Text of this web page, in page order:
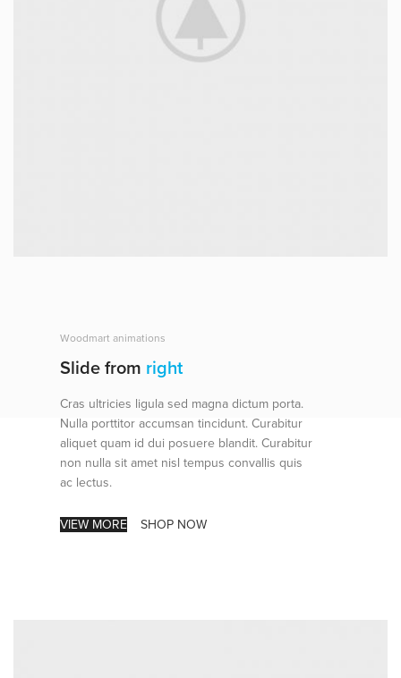
Woodmart animations
Slide from right
Cras ultricies ligula sed magna dictum porta.
Nulla porttitor accumsan tincidunt. Curabitur
aliquet quam id dui posuere blandit. Curabitur
non nulla sit amet nisl tempus convallis quis
ac lectus.
VIEW MORE SHOP NOW